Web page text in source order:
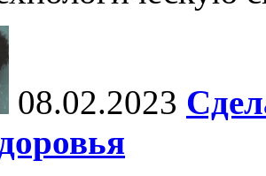
08.02.2023